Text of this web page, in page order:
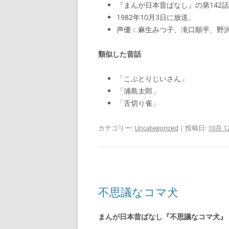
『まんが日本昔ばなし』の第142
1982年10月3日に放送。
声優：麻生みつ子、滝口順平、野
類似した昔話
「こぶとりじいさん」
「浦島太郎」
「舌切り雀」
カテゴリー: Uncategorized | 投稿日: 10月
不思議なコマ犬
まんが日本昔ばなし『不思議なコマ犬』